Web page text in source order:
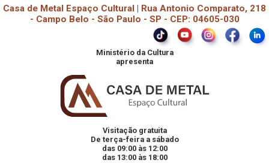
Casa de Metal Espaço Cultural | Rua Antonio Comparato, 218
- Campo Belo - São Paulo - SP - CEP: 04605-030
Ministério da Cultura
apresenta
Visitação gratuita
De terça-feira a sábado
das 09:00 às 12:00
das 13:00 às 18:00